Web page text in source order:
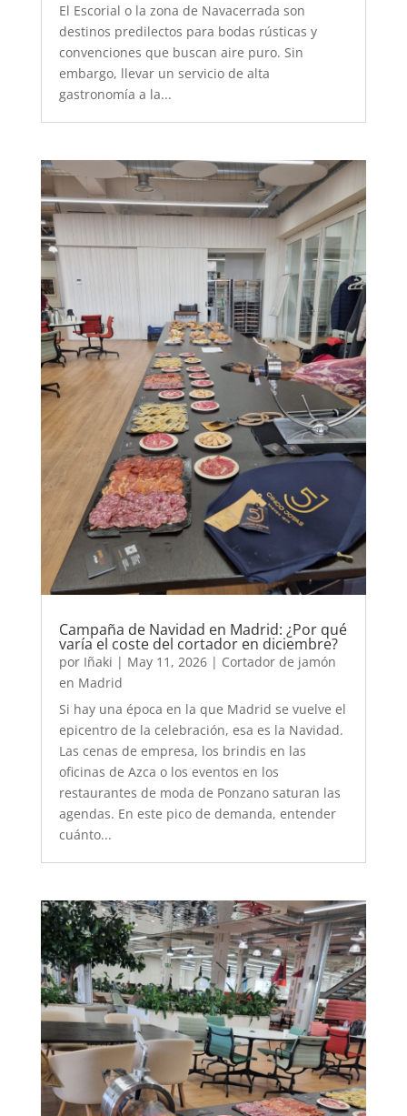
El Escorial o la zona de Navacerrada son
destinos predilectos para bodas rústicas y
convenciones que buscan aire puro. Sin
embargo, llevar un servicio de alta
gastronomía a la...
Campaña de Navidad en Madrid: ¿Por qué
varía el coste del cortador en diciembre?
por Iñaki | May 11, 2026| Cortador de jamón
en Madrid
Si hay una época en la que Madrid se vuelve el
epicentro de la celebración, esa es la Navidad.
Las cenas de empresa, los brindis en las
oficinas de Azca o los eventos en los
restaurantes de moda de Ponzano saturan las
agendas. En este pico de demanda, entender
cuánto...